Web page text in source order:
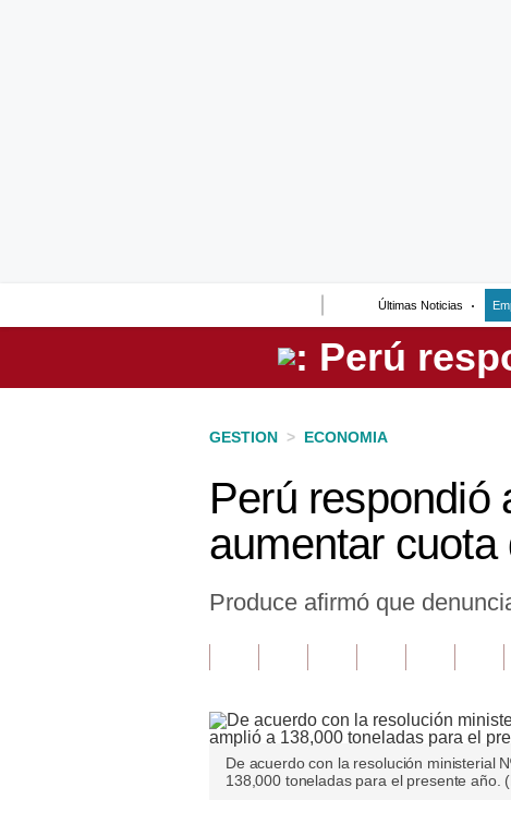
Últimas Noticias
Perú
GESTION > ECONOMIA
Perú respondió
aumentar
Produce afirmó que
De acuerdo con la resolución ministerial
138,000 toneladas para el presente año.